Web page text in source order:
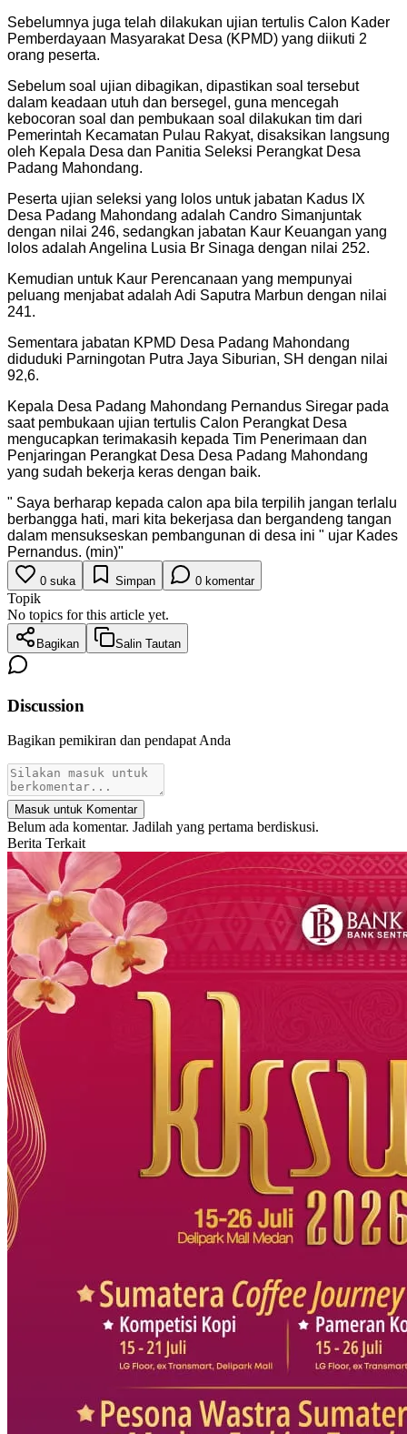
Sebelumnya juga telah dilakukan ujian tertulis Calon Kader
Pemberdayaan Masyarakat Desa (KPMD) yang diikuti 2
orang peserta.
Sebelum soal ujian dibagikan, dipastikan soal tersebut
dalam keadaan utuh dan bersegel, guna mencegah
kebocoran soal dan pembukaan soal dilakukan tim dari
Pemerintah Kecamatan Pulau Rakyat, disaksikan langsung
oleh Kepala Desa dan Panitia Seleksi Perangkat Desa
Padang Mahondang.
Peserta ujian seleksi yang lolos untuk jabatan Kadus IX
Desa Padang Mahondang adalah Candro Simanjuntak
dengan nilai 246, sedangkan jabatan Kaur Keuangan yang
lolos adalah Angelina Lusia Br Sinaga dengan nilai 252.
Kemudian untuk Kaur Perencanaan yang mempunyai
peluang menjabat adalah Adi Saputra Marbun dengan nilai
241.
Sementara jabatan KPMD Desa Padang Mahondang
diduduki Parningotan Putra Jaya Siburian, SH dengan nilai
92,6.
Kepala Desa Padang Mahondang Pernandus Siregar pada
saat pembukaan ujian tertulis Calon Perangkat Desa
mengucapkan terimakasih kepada Tim Penerimaan dan
Penjaringan Perangkat Desa Desa Padang Mahondang
yang sudah bekerja keras dengan baik.
" Saya berharap kepada calon apa bila terpilih jangan terlalu
berbangga hati, mari kita bekerjasa dan bergandeng tangan
dalam mensukseskan pembangunan di desa ini " ujar Kades
Pernandus. (min)"
0 suka Simpan 0 komentar
Topik
No topics for this article yet.
Bagikan Salin Tautan
Discussion
Bagikan pemikiran dan pendapat Anda
Masuk untuk Komentar
Belum ada komentar. Jadilah yang pertama berdiskusi.
Berita Terkait